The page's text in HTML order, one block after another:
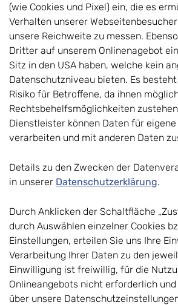
(wie Cookies und Pixel) ein, die es
Verhalten unserer
unsere Reichweite zu messen.
Dritter auf unserem Onlinenagebot
Sitz in den USA haben, welche kein
Datenschutzniveau bieten. Es
Risiko für Betroffene, da ihnen
Rechtsbehelfsmöglichkeiten
Dienstleister können Daten für
verarbeiten und mit anderen Daten
Details zu den Zwecken der
in unserer Datenschutzerklärung.
Durch Anklicken der Schaltfläche
durch Auswählen einzelner Cookies
Einstellungen, erteilen Sie uns Ihre
Verarbeitung Ihrer Daten zu den
Einwilligung ist freiwillig, für die
Onlineangebots nicht erforderlich
über unsere